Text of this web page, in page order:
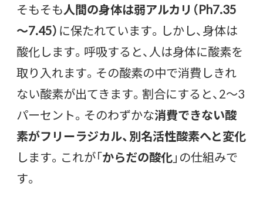
そもそも人間の身体は弱アルカリ（Ph7.35
～7.45） に保たれています。しかし、身体は
酸化します。呼吸すると、人は身体に酸素を
取り入れます。その酸素の中で消費しきれ
ない酸素が出てきます。割合にすると、2～3
パーセント。そのわずかな消費できない酸
素がフリーラジカル、別名活性酸素へと変化
します。これが「からだの酸化」の仕組みで
す。